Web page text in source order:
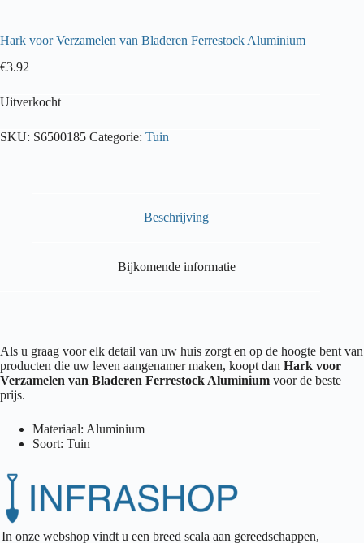
Hark voor Verzamelen van Bladeren Ferrestock Aluminium
€3.92
Uitverkocht
SKU: S6500185 Categorie: Tuin
Beschrijving
Bijkomende informatie
Als u graag voor elk detail van uw huis zorgt en op de hoogte bent van
producten die uw leven aangenamer maken, koopt dan Hark voor
Verzamelen van Bladeren Ferrestock Aluminium voor de beste
prijs.
Materiaal: Aluminium
Soort: Tuin
In onze webshop vindt u een breed scala aan gereedschappen,